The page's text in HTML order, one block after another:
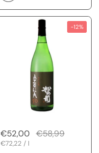
Regulärer Preis
€52,00 Sale-Preis
€58,99
Stückpreis
€72,22 / l
-12%